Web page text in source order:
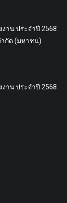
าน ประจำปี 2568
ำกัด (มหาชน)
าน ประจำปี 2568